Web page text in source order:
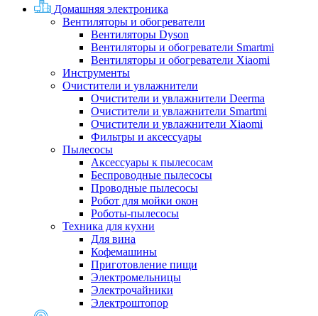
Домашняя электроника
Вентиляторы и обогреватели
Вентиляторы Dyson
Вентиляторы и обогреватели Smartmi
Вентиляторы и обогреватели Xiaomi
Инструменты
Очистители и увлажнители
Очистители и увлажнители Deerma
Очистители и увлажнители Smartmi
Очистители и увлажнители Xiaomi
Фильтры и аксессуары
Пылесосы
Аксессуары к пылесосам
Беспроводные пылесосы
Проводные пылесосы
Робот для мойки окон
Роботы-пылесосы
Техника для кухни
Для вина
Кофемашины
Приготовление пищи
Электромельницы
Электрочайники
Электроштопор